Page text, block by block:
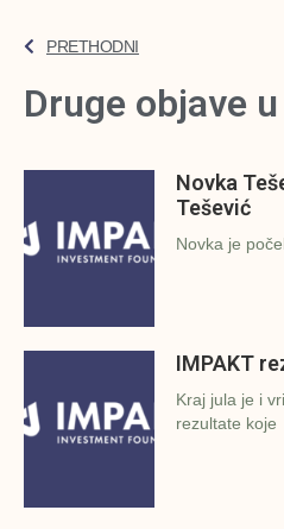
PRETHODNI
Druge objave
Novka
Tešević
Novka je
IMPAKT
Kraj jula je i
rezultate koje